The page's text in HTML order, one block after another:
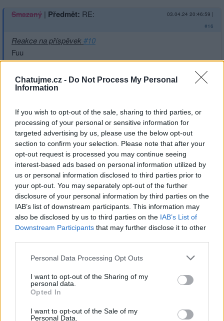
Chatujme.cz - Do Not Process My Personal
Information
If you wish to opt-out of the sale, sharing to third parties, or
processing of your personal or sensitive information for
targeted advertising by us, please use the below opt-out
section to confirm your selection. Please note that after your
opt-out request is processed you may continue seeing
interest-based ads based on personal information utilized by
us or personal information disclosed to third parties prior to
your opt-out. You may separately opt-out of the further
disclosure of your personal information by third parties on the
IAB’s list of downstream participants. This information may
also be disclosed by us to third parties on the IAB’s List of
Downstream Participants that may further disclose it to other
Personal Data Processing Opt Outs
I want to opt-out of the Sharing of my
personal data.
Opted In
I want to opt-out of the Sale of my
Personal Data.
Smazaný | Předmět: RE: 03.04.24 20:46:59 |
#16
Reakce na příspěvek#10
Fuu
Reklama
Daniel24 |Předmět: RE: Nezávazný sex
chating
27.03.24 11:24:25
Reakce na příspěvek#1
no čekám :)
Přihlásit se a odpovědět #1
Ahoj pěknou noc přeju 😉